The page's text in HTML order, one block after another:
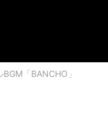
「BANCHO」